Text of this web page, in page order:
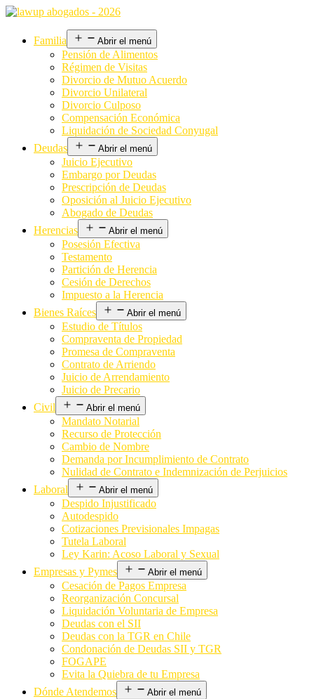
Familia Abrir el menú
Pensión de Alimentos
Régimen de Visitas
Divorcio de Mutuo Acuerdo
Divorcio Unilateral
Divorcio Culposo
Compensación Económica
Liquidación de Sociedad Conyugal
Deudas
Abrir el menú
Juicio Ejecutivo
Embargo por Deudas
Prescripción de Deudas
Oposición al Juicio Ejecutivo
Abogado de Deudas
Herencias
Abrir el menú
Posesión Efectiva
Testamento
Partición de Herencia
Cesión de Derechos
Impuesto a la Herencia
Bienes Raíces
Abrir el menú
Estudio de Títulos
Compraventa de Propiedad
Promesa de Compraventa
Contrato de Arriendo
Juicio de Arrendamiento
Juicio de Precario
Civil
Abrir el menú
Mandato Notarial
Recurso de Protección
Cambio de Nombre
Demanda por Incumplimiento de Contrato
Nulidad de Contrato e Indemnización de Perjuicios
Laboral
Abrir el menú
Despido Injustificado
Autodespido
Cotizaciones Previsionales Impagas
Tutela Laboral
Ley Karin: Acoso Laboral y Sexual
Empresas y Pymes
Abrir el menú
Cesación de Pagos Empresa
Reorganización Concursal
Liquidación Voluntaria de Empresa
Deudas con el SII
Deudas con la TGR en Chile
Condonación de Deudas SII y TGR
FOGAPE
Evita la Quiebra de tu Empresa
Dónde Atendemos
Abrir el menú